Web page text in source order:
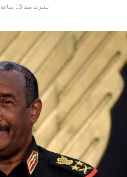
نشرت منذ 13 ساعة